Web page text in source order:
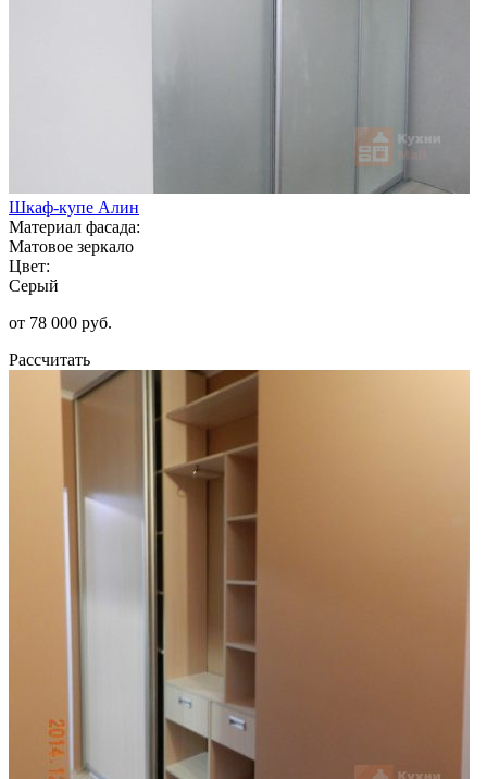
Шкаф-купе Алин
Материал фасада:
Матовое зеркало
Цвет:
Серый
от 78 000 руб.
Рассчитать